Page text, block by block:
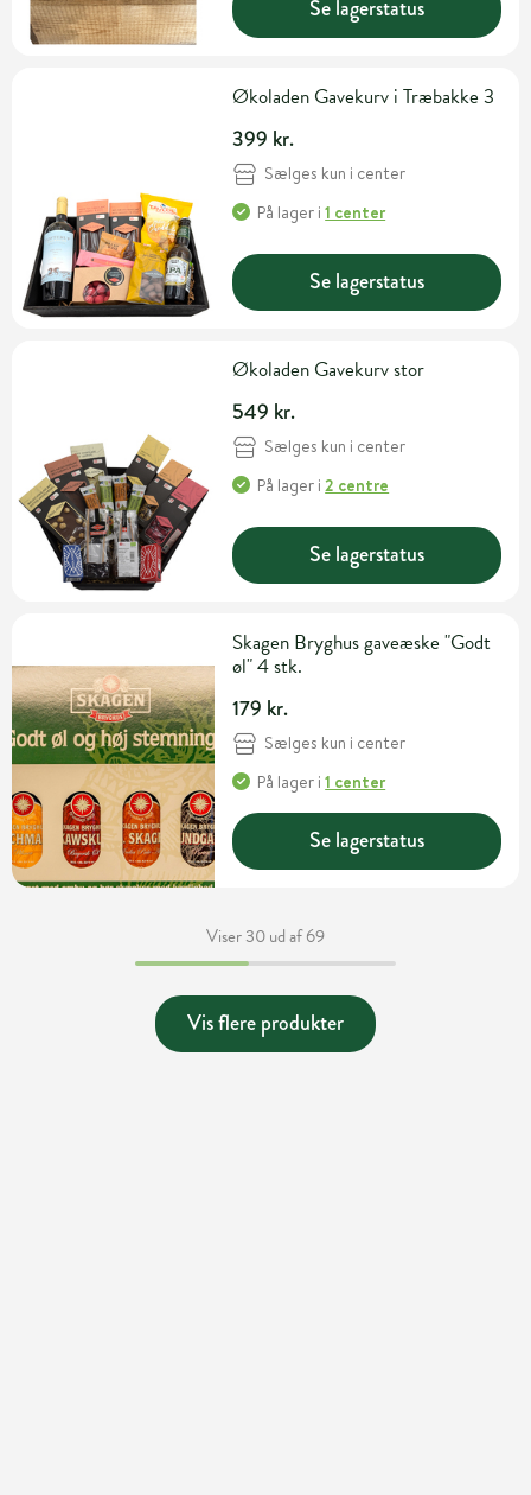
Se lagerstatus
Økoladen Gavekurv i Træbakke 3
399 kr.
Sælges kun i center
På lager i1 center
Se lagerstatus
Økoladen Gavekurv stor
549 kr.
Sælges kun i center
På lager i2 centre
Se lagerstatus
Skagen Bryghus gaveæske "Godt
øl" 4 stk.
179 kr.
Sælges kun i center
På lager i1 center
Se lagerstatus
Viser 30 ud af 69
Vis flere produkter